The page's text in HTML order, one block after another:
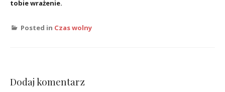
tobie wrażenie.
Posted in Czas wolny
Dodaj komentarz